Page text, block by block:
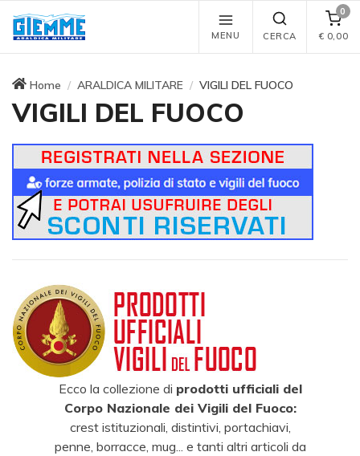
MENU CERCA
0
€ 0,00
Home ARALDICA MILITARE VIGILI DEL FUOCO
VIGILI DEL FUOCO
Ecco la collezione di prodotti ufficiali del
Corpo Nazionale dei Vigili del Fuoco:
crest istituzionali, distintivi, portachiavi,
penne, borracce, mug... e tanti altri articoli da